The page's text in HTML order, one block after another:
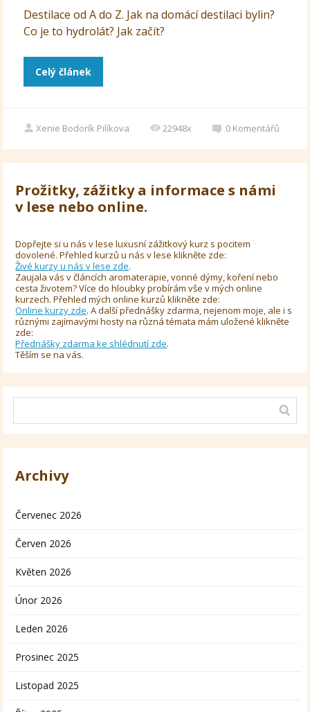
Destilace od A do Z. Jak na domácí destilaci bylin?
Co je to hydrolát? Jak začít?
Celý článek
Xenie Bodorík Pilíkova 22948x 0 Komentářů
Prožitky, zážitky a informace s námi
v lese nebo online.
Dopřejte si u nás v lese luxusní zážitkový kurz s pocitem
dovolené. Přehled kurzů u nás v lese klikněte zde:
Živé kurzy u nás v lese zde.
Zaujala vás v článcích aromaterapie, vonné dýmy, koření nebo
cesta životem? Více do hloubky probírám vše v mých online
kurzech. Přehled mých online kurzů klikněte zde:
Online kurzy zde. A další přednášky zdarma, nejenom moje, ale i s
různými zajímavými hosty na různá témata mám uložené klikněte
zde:
Přednášky zdarma ke shlédnutí zde.
Těším se na vás.
Archivy
Červenec 2026
Červen 2026
Květen 2026
Únor 2026
Leden 2026
Prosinec 2025
Listopad 2025